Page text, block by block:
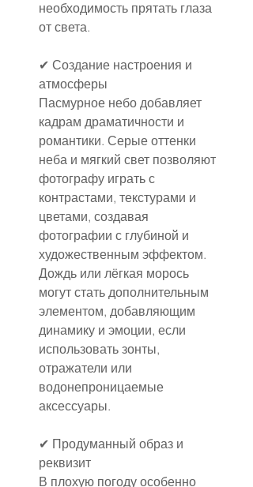
необходимость прятать глаза
от света.
✔ Создание настроения и
атмосферы
Пасмурное небо добавляет
кадрам драматичности и
романтики. Серые оттенки
неба и мягкий свет позволяют
фотографу играть с
контрастами, текстурами и
цветами, создавая
фотографии с глубиной и
художественным эффектом.
Дождь или лёгкая морось
могут стать дополнительным
элементом, добавляющим
динамику и эмоции, если
использовать зонты,
отражатели или
водонепроницаемые
аксессуары.
✔ Продуманный образ и
реквизит
В плохую погоду особенно